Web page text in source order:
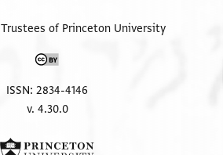
of Princeton University
ISSN: 2834-4146
v. 4.30.0